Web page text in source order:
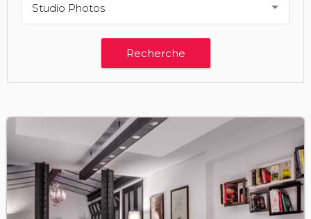
Studio Photos